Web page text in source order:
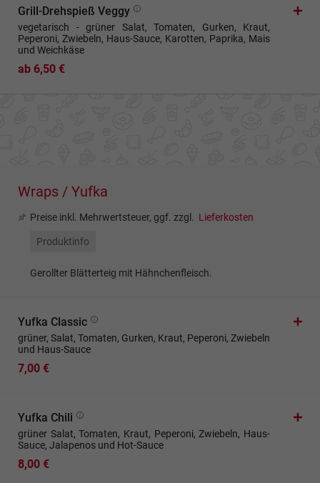
Grill-Drehspieß Veggy
vegetarisch - grüner Salat, Tomaten, Gurken, Kraut,
Peperoni, Zwiebeln, Haus-Sauce, Karotten, Paprika, Mais
und Weichkäse
ab 6,50 €
Wraps / Yufka
Preise inkl. Mehrwertsteuer, ggf. zzgl. Lieferkosten
Produktinfo
Gerollter Blätterteig mit Hähnchenfleisch.
Yufka Classic
grüner, Salat, Tomaten, Gurken, Kraut, Peperoni, Zwiebeln
und Haus-Sauce
7,00 €
Yufka Chili
grüner Salat, Tomaten, Kraut, Peperoni, Zwiebeln, Haus-
Sauce, Jalapenos und Hot-Sauce
8,00 €